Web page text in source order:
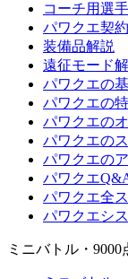
コーチ用選
パワクエ契
装備品解説
遠征モード
パワクエの
パワクエの
パワクエの
パワクエの
パワクエの
パワクエ
パワクエ全
パワクエシ
ミニバトル・9000